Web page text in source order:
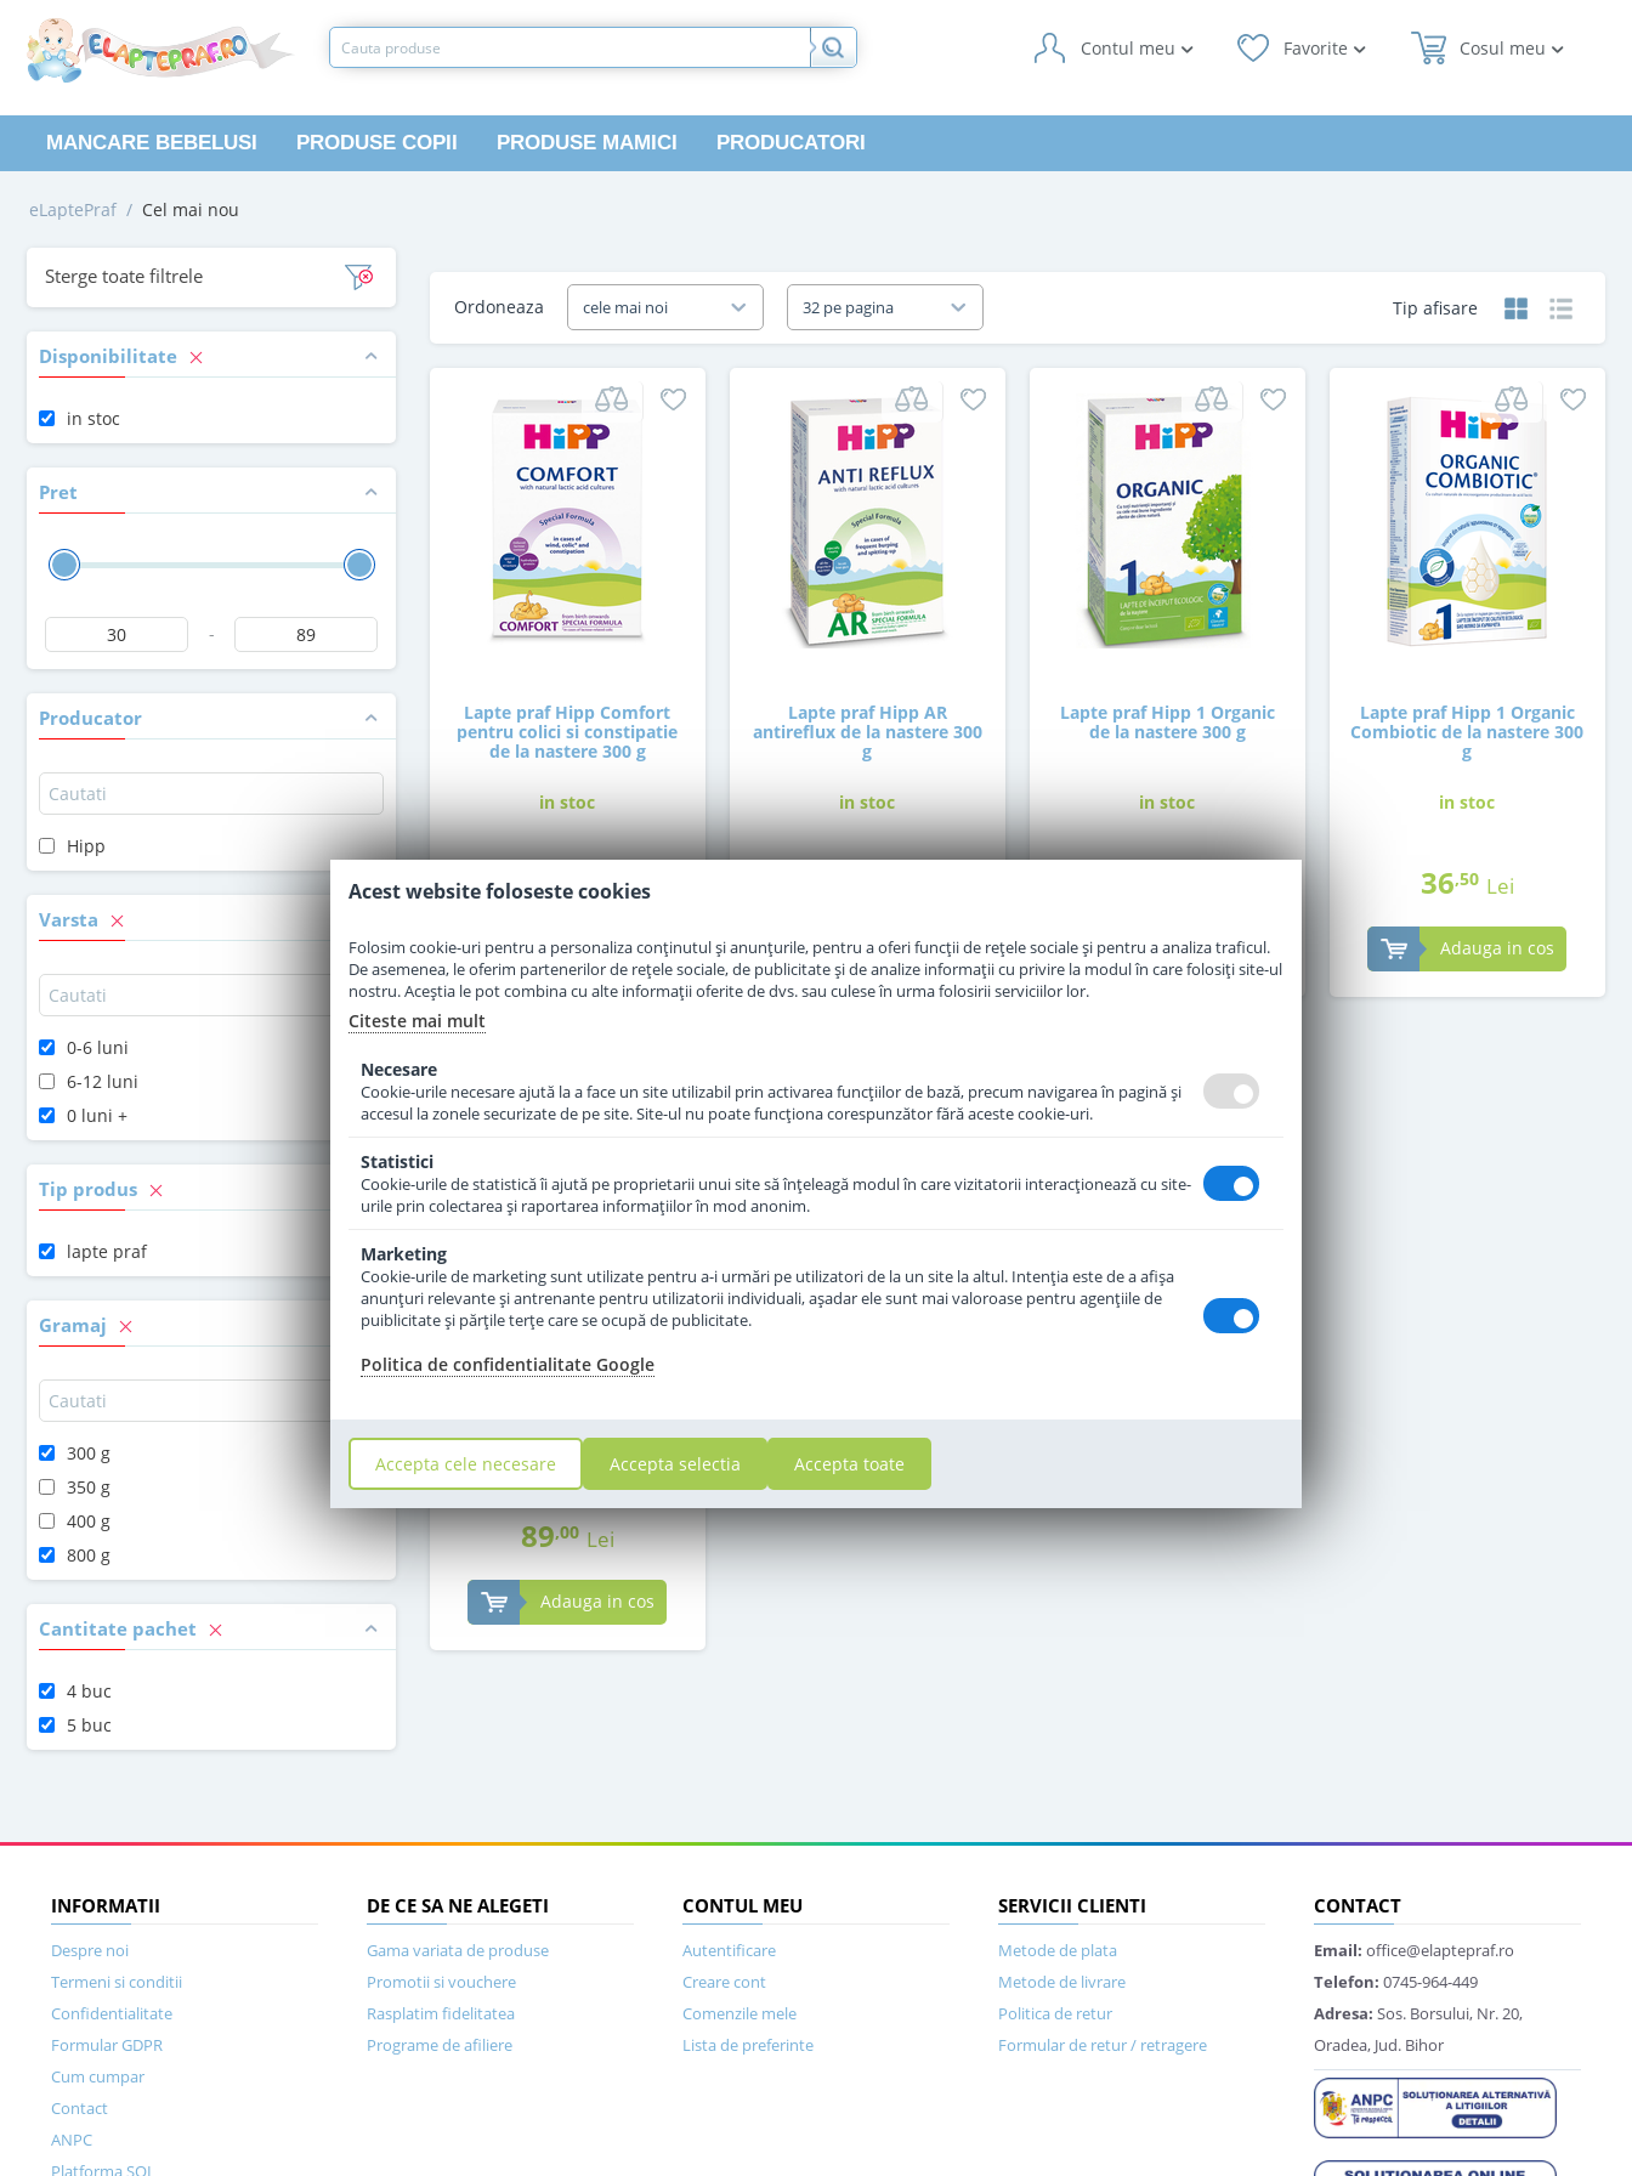
Cosul meu
Favorite
Contul meu
MANCARE BEBELUSI PRODUSE COPII PRODUSE MAMICI PRODUCATORI
eLaptePraf / Cel mai nou
Sterge toate filtrele
Disponibilitate
in stoc
Pret
-
Producator
Hipp
Varsta
0-6 luni
6-12 luni
0 luni +
Tip produs
lapte praf
Gramaj
300 g
350 g
400 g
800 g
Cantitate pachet
4 buc
5 buc
Tip afisare
Ordoneaza cele mai noi 32 pe pagina
Lapte praf Hipp Comfort
pentru colici si constipatie
de la nastere 300 g
in stoc
47 Lei
Adauga in cos
Lapte praf Hipp AR
antireflux de la nastere 300
g
in stoc
Adauga in cos
Lapte praf Hipp 1 Organic
de la nastere 300 g
in stoc
Adauga in cos
Lapte praf Hipp 1 Organic
Combiotic de la nastere 300
g
in stoc
36,50 Lei
Adauga in cos
Lapte praf Hipp 1 Organic
Combiotic de la nastere 800
in stoc
89,00 Lei
Adauga in cos
INFORMATII
Despre noi
Termeni si conditii
Confidentialitate
Formular GDPR
Cum cumpar
Contact
ANPC
Platforma SOL
DE CE SA NE ALEGETI
Gama variata de produse
Promotii si vouchere
Rasplatim fidelitatea
Programe de afiliere
CONTUL MEU
Autentificare
Creare cont
Comenzile mele
Lista de preferinte
SERVICII CLIENTI
Metode de plata
Metode de livrare
Politica de retur
Formular de retur / retragere
CONTACT
Email: office@elaptepraf.ro
Telefon: 0745-964-449
Adresa: Sos. Borsului, Nr. 20,
Oradea, Jud. Bihor
Acest website foloseste cookies
Folosim cookie-uri pentru a personaliza conținutul și anunțurile, pentru a oferi funcții de rețele sociale și pentru a analiza traficul.
De asemenea, le oferim partenerilor de rețele sociale, de publicitate și de analize informații cu privire la modul în care folosiți site-ul
nostru. Aceștia le pot combina cu alte informații oferite de dvs. sau culese în urma folosirii serviciilor lor.
Citeste mai mult
Necesare
Cookie-urile necesare ajută la a face un site utilizabil prin activarea funcţiilor de bază, precum navigarea în pagină şi
accesul la zonele securizate de pe site. Site-ul nu poate funcţiona corespunzător fără aceste cookie-uri.
Statistici
Cookie-urile de statistică îi ajută pe proprietarii unui site să înţeleagă modul în care vizitatorii interacţionează cu site-
urile prin colectarea şi raportarea informaţiilor în mod anonim.
Marketing
Cookie-urile de marketing sunt utilizate pentru a-i urmări pe utilizatori de la un site la altul. Intenţia este de a afişa
anunţuri relevante şi antrenante pentru utilizatorii individuali, aşadar ele sunt mai valoroase pentru agenţiile de
puiblicitate şi părţile terţe care se ocupă de publicitate.
Politica de confidentialitate Google
Accepta cele necesare Accepta selectia Accepta toate